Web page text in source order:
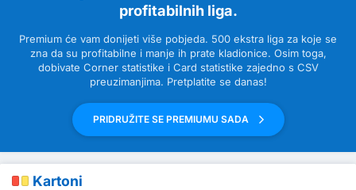
profitabilnih liga.
Premium će vam donijeti više pobjeda. 500 ekstra liga za koje se
zna da su profitabilne i manje ih prate kladionice. Osim toga,
dobivate Corner statistike i Card statistike zajedno s CSV
preuzimanjima. Pretplatite se danas!
PRIDRUŽITE SE PREMIUMU SADA
Kartoni